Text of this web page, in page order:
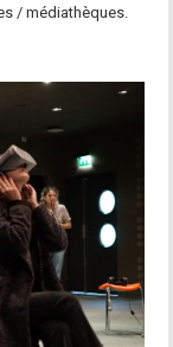
/ médiathèques.